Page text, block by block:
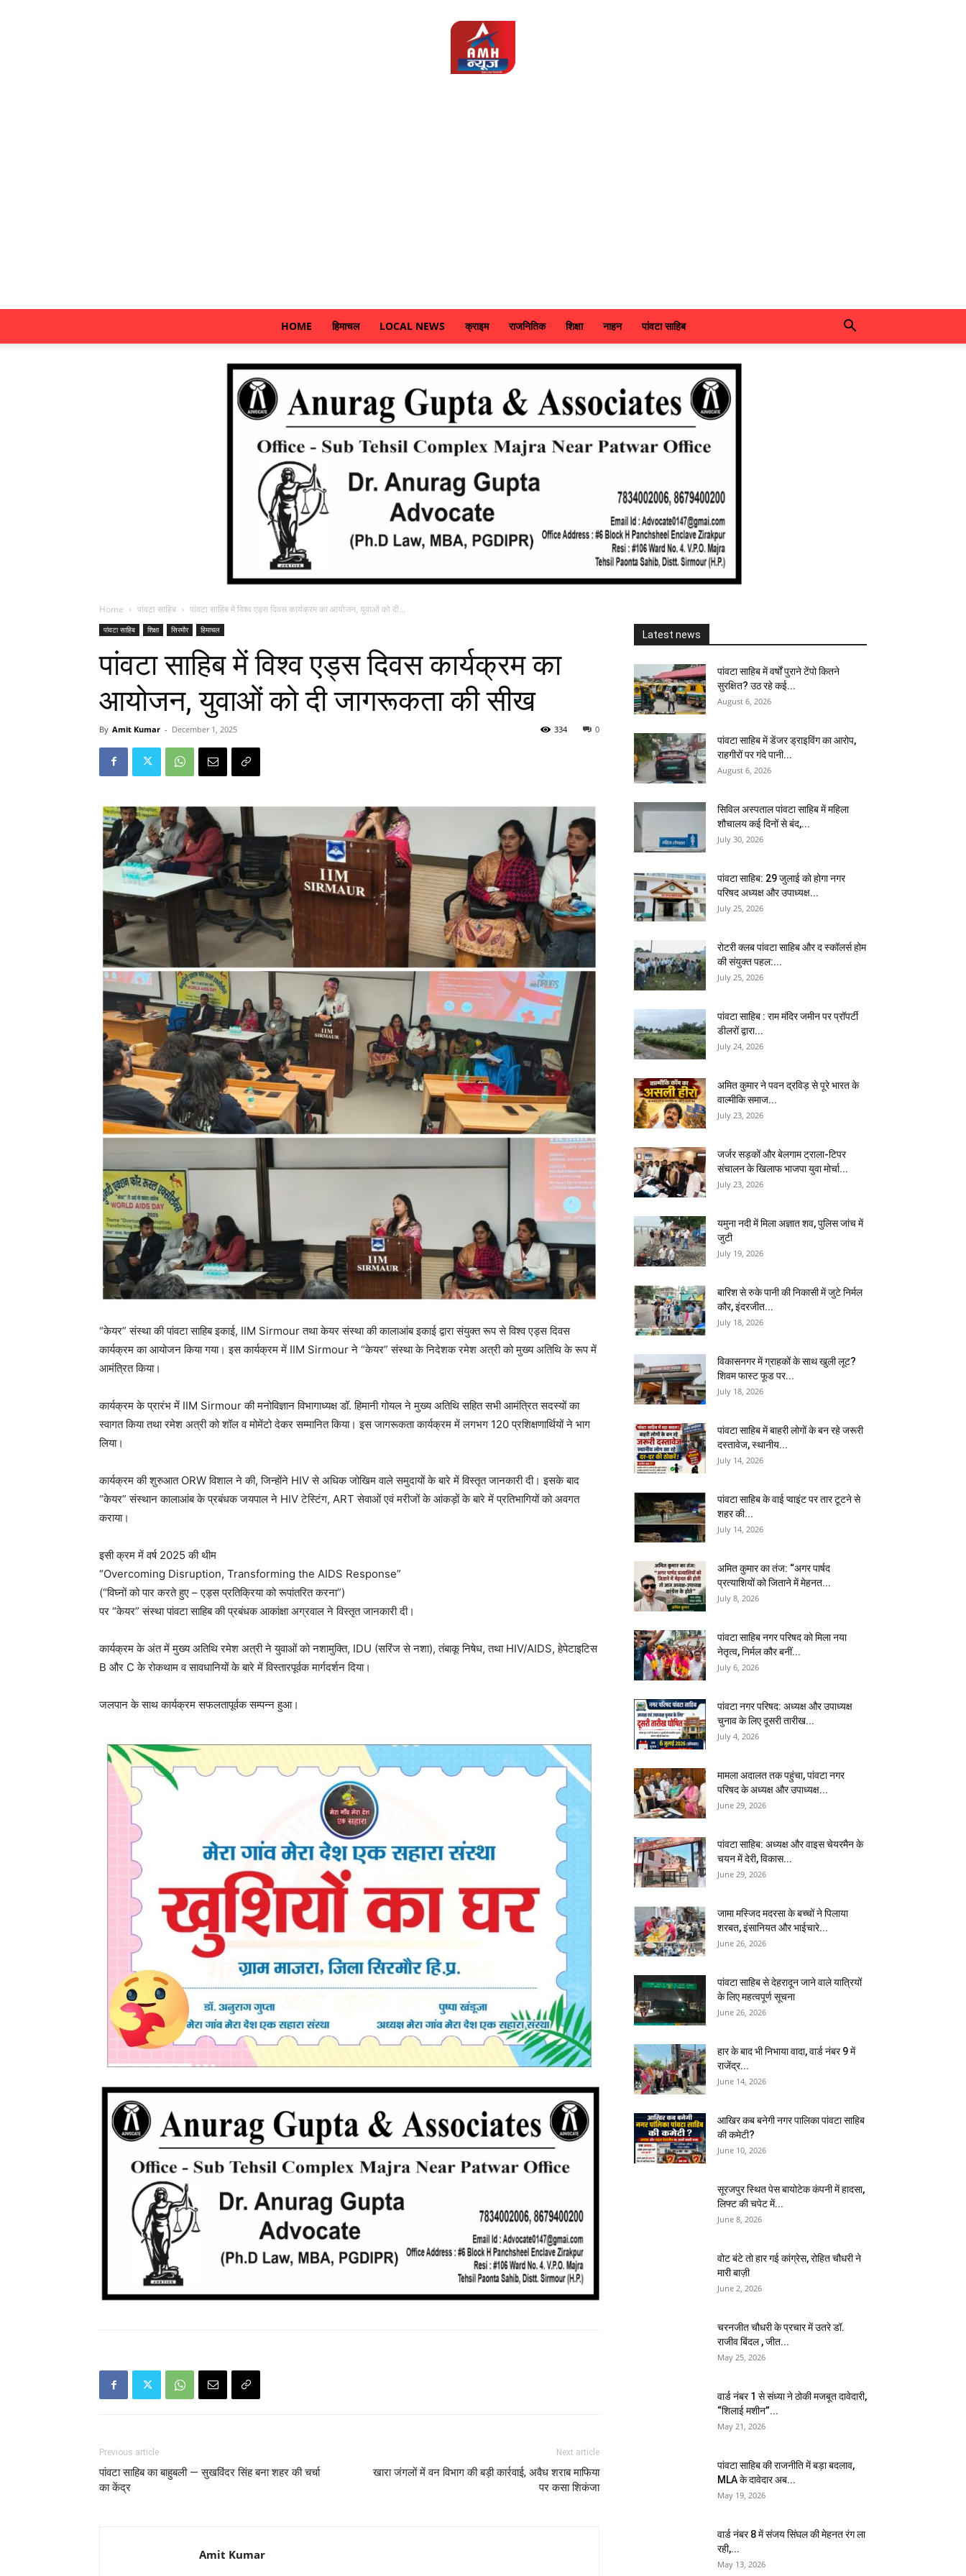
HOME हिमाचल LOCAL NEWS क्राइम राजनितिक शिक्षा नाहन पांवटा साहिब
Home पांवटा साहिब पांवटा साहिब में विश्व एड्स दिवस कार्यक्रम का आयोजन, युवाओं को दी...
पांवटा साहिब शिक्षा सिरमौर हिमाचल
पांवटा साहिब में विश्व एड्स दिवस कार्यक्रम का
आयोजन, युवाओं को दी जागरूकता की सीख
By Amit Kumar - December 1, 2025 0
334
“केयर” संस्था की पांवटा साहिब इकाई, IIM Sirmour तथा केयर संस्था की कालाआंब इकाई द्वारा संयुक्त रूप से विश्व एड्स दिवस
कार्यक्रम का आयोजन किया गया। इस कार्यक्रम में IIM Sirmour ने “केयर” संस्था के निदेशक रमेश अत्री को मुख्य अतिथि के रूप में
आमंत्रित किया।
कार्यक्रम के प्रारंभ में IIM Sirmour की मनोविज्ञान विभागाध्यक्ष डॉ. हिमानी गोयल ने मुख्य अतिथि सहित सभी आमंत्रित सदस्यों का
स्वागत किया तथा रमेश अत्री को शॉल व मोमेंटो देकर सम्मानित किया। इस जागरूकता कार्यक्रम में लगभग 120 प्रशिक्षणार्थियों ने भाग
लिया।
कार्यक्रम की शुरुआत ORW विशाल ने की, जिन्होंने HIV से अधिक जोखिम वाले समुदायों के बारे में विस्तृत जानकारी दी। इसके बाद
“केयर” संस्थान कालाआंब के प्रबंधक जयपाल ने HIV टेस्टिंग, ART सेवाओं एवं मरीजों के आंकड़ों के बारे में प्रतिभागियों को अवगत
कराया।
इसी क्रम में वर्ष 2025 की थीम
“Overcoming Disruption, Transforming the AIDS Response”
(“विघ्नों को पार करते हुए – एड्स प्रतिक्रिया को रूपांतरित करना”)
पर “केयर” संस्था पांवटा साहिब की प्रबंधक आकांक्षा अग्रवाल ने विस्तृत जानकारी दी।
कार्यक्रम के अंत में मुख्य अतिथि रमेश अत्री ने युवाओं को नशामुक्ति, IDU (सरिंज से नशा), तंबाकू निषेध, तथा HIV/AIDS, हेपेटाइटिस
B और C के रोकथाम व सावधानियों के बारे में विस्तारपूर्वक मार्गदर्शन दिया।
जलपान के साथ कार्यक्रम सफलतापूर्वक सम्पन्न हुआ।
Previous article
पांवटा साहिब का बाहुबली — सुखविंदर सिंह बना शहर की चर्चा
का केंद्र
Next article
खारा जंगलों में वन विभाग की बड़ी कार्रवाई, अवैध शराब माफिया
पर कसा शिकंजा
Amit Kumar
Latest news
पांवटा साहिब में वर्षों पुराने टेंपो कितने
सुरक्षित? उठ रहे कई...
August 6, 2026
पांवटा साहिब में डेंजर ड्राइविंग का आरोप,
राहगीरों पर गंदे पानी...
August 6, 2026
सिविल अस्पताल पांवटा साहिब में महिला
शौचालय कई दिनों से बंद,...
July 30, 2026
पांवटा साहिब: 29 जुलाई को होगा नगर
परिषद अध्यक्ष और उपाध्यक्ष...
July 25, 2026
​रोटरी क्लब पांवटा साहिब और द स्कॉलर्स होम
की संयुक्त पहल:...
July 25, 2026
पांवटा साहिब : राम मंदिर जमीन पर प्रॉपर्टी
डीलरों द्वारा...
July 24, 2026
अमित कुमार ने पवन द्रविड़ से पूरे भारत के
वाल्मीकि समाज...
July 23, 2026
जर्जर सड़कों और बेलगाम ट्राला-टिपर
संचालन के खिलाफ भाजपा युवा मोर्चा...
July 23, 2026
यमुना नदी में मिला अज्ञात शव, पुलिस जांच में
जुटी
July 19, 2026
बारिश से रुके पानी की निकासी में जुटे निर्मल
कौर, इंदरजीत...
July 18, 2026
विकासनगर में ग्राहकों के साथ खुली लूट?
शिवम फास्ट फूड पर...
July 18, 2026
पांवटा साहिब में बाहरी लोगों के बन रहे जरूरी
दस्तावेज, स्थानीय...
July 14, 2026
पांवटा साहिब के वाई प्वाइंट पर तार टूटने से
शहर की...
July 14, 2026
अमित कुमार का तंज: “अगर पार्षद
प्रत्याशियों को जिताने में मेहनत...
July 8, 2026
पांवटा साहिब नगर परिषद को मिला नया
नेतृत्व, निर्मल कौर बनीं...
July 6, 2026
पांवटा नगर परिषद: अध्यक्ष और उपाध्यक्ष
चुनाव के लिए दूसरी तारीख...
July 4, 2026
मामला अदालत तक पहुंचा, पांवटा नगर
परिषद के अध्यक्ष और उपाध्यक्ष...
June 29, 2026
पांवटा साहिब: अध्यक्ष और वाइस चेयरमैन के
चयन में देरी, विकास...
June 29, 2026
जामा मस्जिद मदरसा के बच्चों ने पिलाया
शरबत, इंसानियत और भाईचारे...
June 26, 2026
पांवटा साहिब से देहरादून जाने वाले यात्रियों
के लिए महत्वपूर्ण सूचना
June 26, 2026
हार के बाद भी निभाया वादा, वार्ड नंबर 9 में
राजेंद्र...
June 14, 2026
आखिर कब बनेगी नगर पालिका पांवटा साहिब
की कमेटी?
June 10, 2026
सूरजपुर स्थित पेस बायोटेक कंपनी में हादसा,
लिफ्ट की चपेट में...
June 8, 2026
वोट बंटे तो हार गई कांग्रेस, रोहित चौधरी ने
मारी बाज़ी
June 2, 2026
चरनजीत चौधरी के प्रचार में उतरे डॉ.
राजीव बिंदल , जीत...
May 25, 2026
वार्ड नंबर 1 से संध्या ने ठोकी मजबूत दावेदारी,
“शिलाई मशीन”...
May 21, 2026
पांवटा साहिब की राजनीति में बड़ा बदलाव,
MLA के दावेदार अब...
May 19, 2026
वार्ड नंबर 8 में संजय सिंघल की मेहनत रंग ला
रही,...
May 13, 2026